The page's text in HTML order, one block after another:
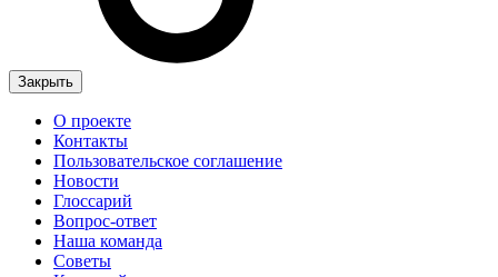
Закрыть
О проекте
Контакты
Пользовательское соглашение
Новости
Глоссарий
Вопрос-ответ
Наша команда
Советы